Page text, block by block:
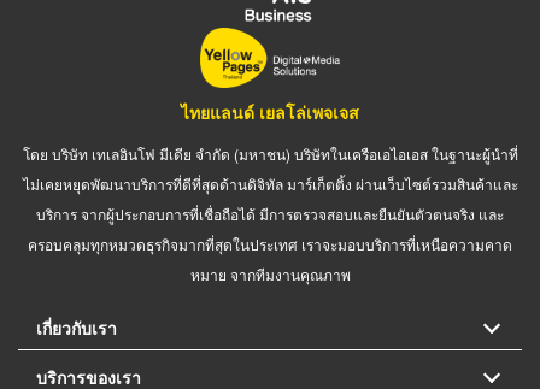
ไทยแลนด์ เยลโล่เพจเจส
โดย บริษัท เทเลอินโฟ มีเดีย จำกัด (มหาชน) บริษัทในเครือเอไอเอส ในฐานะผู้นำที่
ไม่เคยหยุดพัฒนาบริการที่ดีที่สุดด้านดิจิทัล มาร์เก็ตติ้ง ผ่านเว็บไซต์รวมสินค้าและ
บริการ จากผู้ประกอบการที่เชื่อถือได้ มีการตรวจสอบและยืนยันตัวตนจริง และ
ครอบคลุมทุกหมวดธุรกิจมากที่สุดในประเทศ เราจะมอบบริการที่เหนือความคาด
หมาย จากทีมงานคุณภาพ
เกี่ยวกับเรา
บริการของเรา